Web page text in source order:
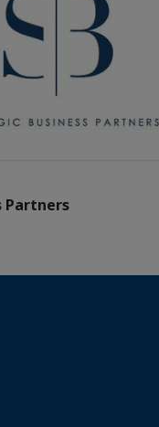
Partners